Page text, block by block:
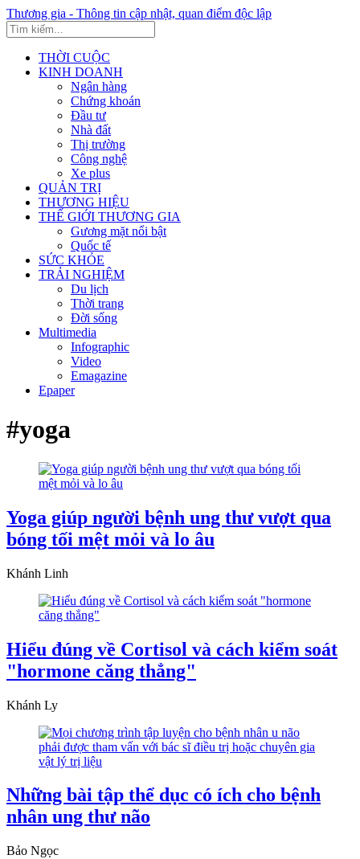
Thương gia - Thông tin cập nhật, quan điểm độc lập
THỜI CUỘC
KINH DOANH
Ngân hàng
Chứng khoán
Đầu tư
Nhà đất
Thị trường
Công nghệ
Xe plus
QUẢN TRỊ
THƯƠNG HIỆU
THẾ GIỚI THƯƠNG GIA
Gương mặt nổi bật
Quốc tế
SỨC KHỎE
TRẢI NGHIỆM
Du lịch
Thời trang
Đời sống
Multimedia
Infographic
Video
Emagazine
Epaper
#yoga
Yoga giúp người bệnh ung thư vượt qua
bóng tối mệt mỏi và lo âu
Khánh Linh
Hiểu đúng về Cortisol và cách kiểm soát
"hormone căng thẳng"
Khánh Ly
Những bài tập thể dục có ích cho bệnh
nhân ung thư não
Bảo Ngọc